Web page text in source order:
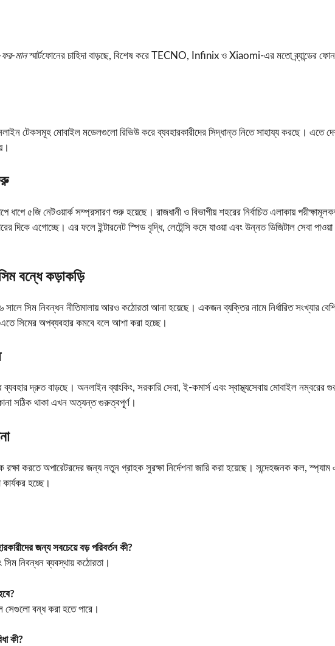
স্মার্টফোনের চাহিদা বাড়ছে, বিশেষ করে TECNO, Infinix ও Xiaomi‑এর মতো ব্র্যান্ডের
টেকসমূহ মোবাইল মডেলগুলো রিভিউ করে ব্যবহারকারীদের সিদ্ধান্ত নিতে সাহায্য করছে। এতে
ধাপে ৫জি নেটওয়ার্ক সম্প্রসারণ শুরু হয়েছে। রাজধানী ও বিভাগীয় শহরের নির্বাচিত এলাকায়
দিকে এগোচ্ছে। এর ফলে ইন্টারনেট স্পিড বৃদ্ধি, লেটেন্সি কমে যাওয়া এবং উন্নত ডিজিটাল সেবা
বন্ধে কড়াকড়ি
সালে সিম নিবন্ধন নীতিমালায় আরও কঠোরতা আনা হয়েছে। একজন ব্যক্তির নামে নির্ধারিত সংখ্যার
এতে সিমের অপব্যবহার কমবে বলে আশা করা হচ্ছে।
ব্যবহার দ্রুত বাড়ছে। অনলাইন ব্যাংকিং, সরকারি সেবা, ই-কমার্স এবং স্বাস্থ্যসেবায় মোবাইল
সঠিক থাকা এখন অত্যন্ত গুরুত্বপূর্ণ।
রক্ষা করতে অপারেটরদের জন্য নতুন গ্রাহক সুরক্ষা নির্দেশনা জারি করা হয়েছে। সন্দেহজনক কল,
হচ্ছে।
জন্য সবচেয়ে বড় পরিবর্তন কী?
নিবন্ধন ব্যবস্থায় কঠোরতা।
সেগুলো বন্ধ করা হতে পারে।
কী?